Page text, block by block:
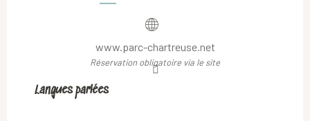
www.parc-chartreuse.net
Réservation obligatoire via le site
Langues parlées
Langues parlées